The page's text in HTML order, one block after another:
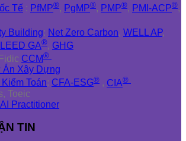
Tế : PfMP®, PgMP®, PMP®, PMI-ACP®,
Building: Net Zero Carbon, WELL AP,
LEED GA®, GHG
Fidic CCM®
Án Xây Dựng
Toán: CFA-ESG® , CIA®
Toeic
Practitioner
TIN